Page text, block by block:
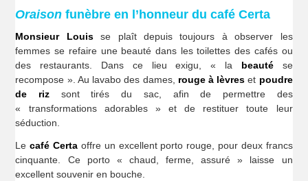
Oraison funèbre en l’honneur du café Certa
Monsieur Louisse plaît depuis toujours à observer les
femmes se refaire une beauté dans les toilettes des cafés ou
des restaurants. Dans ce lieu exigu, « la beautése
recompose ». Au lavabo des dames, rouge à lèvres et poudre
de riz sont tirés du sac, afin de permettre des
« transformations adorables » et de restituer toute leur
séduction.
Lecafé Certa offre un excellent porto rouge, pour deux francs
cinquante. Ce porto « chaud, ferme, assuré » laisse un
excellent souvenir en bouche.